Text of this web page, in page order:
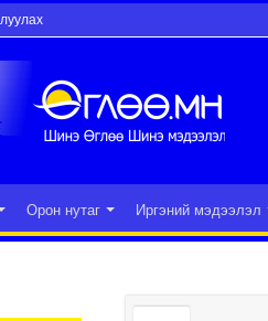
Орон нутаг Иргэний мэдээлэл